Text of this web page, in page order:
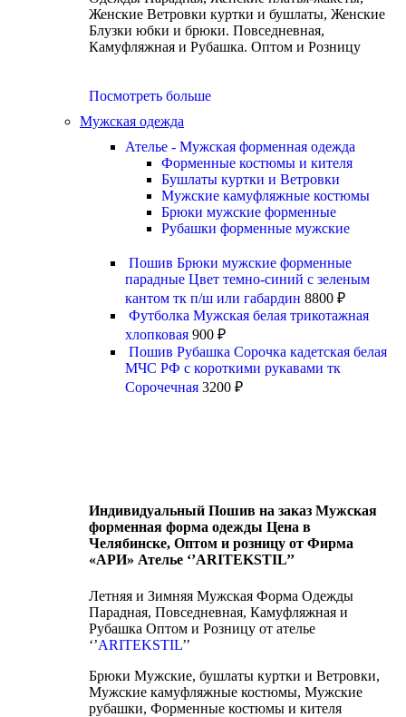
Женские Ветровки куртки и бушлаты, Женские
Блузки юбки и брюки. Повседневная,
Камуфляжная и Рубашка. Оптом и Розницу
Посмотреть больше
Мужская одежда
Ателье - Мужская форменная одежда
Форменные костюмы и кителя
Бушлаты куртки и Ветровки
Мужские камуфляжные костюмы
Брюки мужские форменные
Рубашки форменные мужские
Пошив Брюки мужские форменные
парадные Цвет темно-синий с зеленым
кантом тк п/ш или габардин 8800 ₽
Футболка Мужская белая трикотажная
хлопковая 900 ₽
Пошив Рубашка Сорочка кадетская белая
МЧС РФ с короткими рукавами тк
Сорочечная 3200 ₽
Индивидуальный Пошив на заказ Мужская
форменная форма одежды Цена в
Челябинске, Оптом и розницу от Фирма
«АРИ» Ателье ‘’ARITEKSTIL’’
Летняя и Зимняя Мужская Форма Одежды
Парадная, Повседневная, Камуфляжная и
Рубашка Оптом и Розницу от ателье
‘’ARITEKSTIL’’
Брюки Мужские, бушлаты куртки и Ветровки,
Мужские камуфляжные костюмы, Мужские
рубашки, Форменные костюмы и кителя